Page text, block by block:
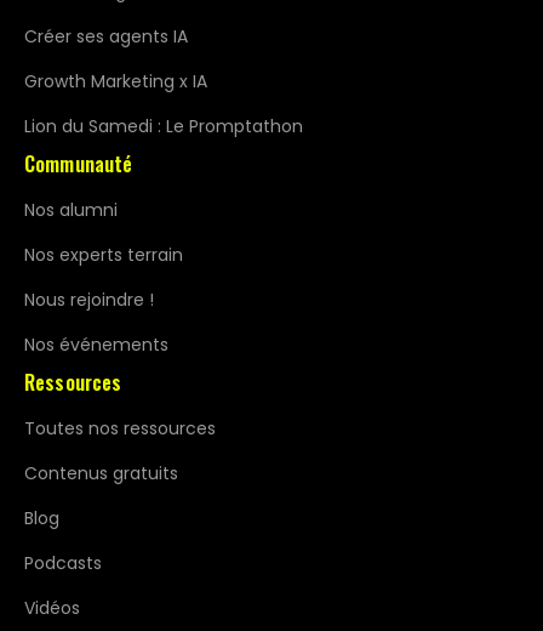
Créer ses agents IA
Growth Marketing x IA
Lion du Samedi : Le Promptathon
Communauté
Nos alumni
Nos experts terrain
Nous rejoindre !
Nos événements
Ressources
Toutes nos ressources
Contenus gratuits
Blog
Podcasts
Vidéos